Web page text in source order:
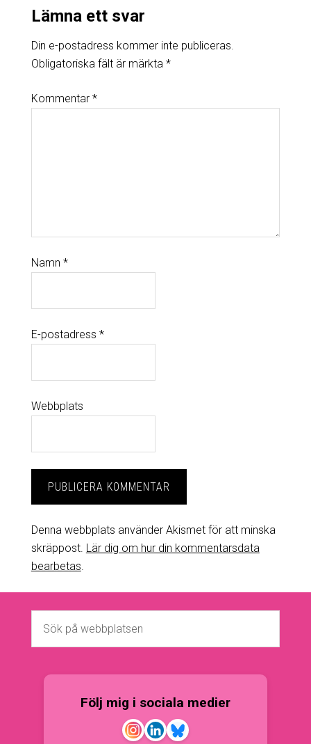
Lämna ett svar
Din e-postadress kommer inte publiceras.
Obligatoriska fält är märkta *
Kommentar *
Namn *
E-postadress *
Webbplats
Denna webbplats använder Akismet för att minska
skräppost. Lär dig om hur din kommentarsdata
bearbetas
Följ mig i sociala medier